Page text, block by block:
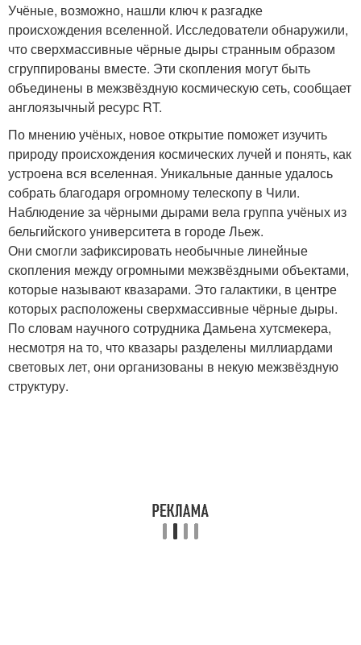
Учёные, возможно, нашли ключ к разгадке
происхождения вселенной. Исследователи обнаружили,
что сверхмассивные чёрные дыры странным образом
сгруппированы вместе. Эти скопления могут быть
объединены в межзвёздную космическую сеть, сообщает
англоязычный ресурс RT.
По мнению учёных, новое открытие поможет изучить
природу происхождения космических лучей и понять, как
устроена вся вселенная. Уникальные данные удалось
собрать благодаря огромному телескопу в Чили.
Наблюдение за чёрными дырами вела группа учёных из
бельгийского университета в городе Льеж.
Они смогли зафиксировать необычные линейные
скопления между огромными межзвёздными объектами,
которые называют квазарами. Это галактики, в центре
которых расположены сверхмассивные чёрные дыры.
По словам научного сотрудника Дамьена хутсмекера,
несмотря на то, что квазары разделены миллиардами
световых лет, они организованы в некую межзвёздную
структуру.